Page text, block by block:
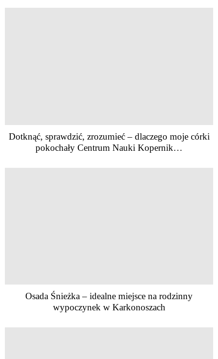
Dotknąć, sprawdzić, zrozumieć – dlaczego moje córki
pokochały Centrum Nauki Kopernik…
Osada Śnieżka – idealne miejsce na rodzinny
wypoczynek w Karkonoszach